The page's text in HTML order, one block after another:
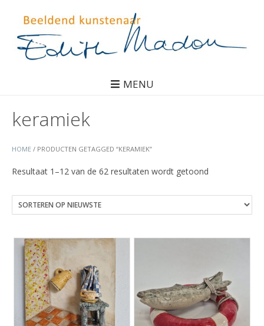
MENU
HOME / PRODUCTEN GETAGGED “KERAMIEK”
keramiek
Resultaat 1–12 van de 62 resultaten wordt getoond
nieuwste